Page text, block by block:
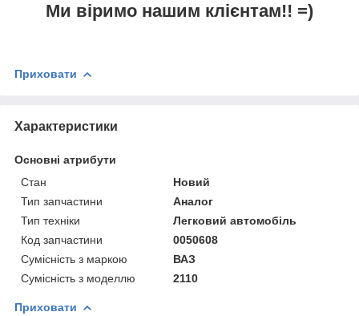
Ми віримо нашим клієнтам!! =)
Приховати
Характеристики
Основні атрибути
Стан
Новий
Тип запчастини
Аналог
Тип техніки
Легковий автомобіль
Код запчастини
0050608
Сумісність з маркою
ВАЗ
Сумісність з моделлю
2110
Приховати